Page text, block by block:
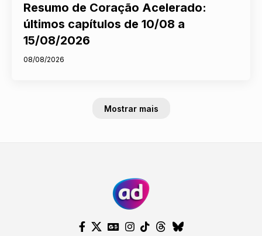
Resumo de Coração Acelerado:
últimos capítulos de 10/08 a
15/08/2026
08/08/2026
Mostrar mais